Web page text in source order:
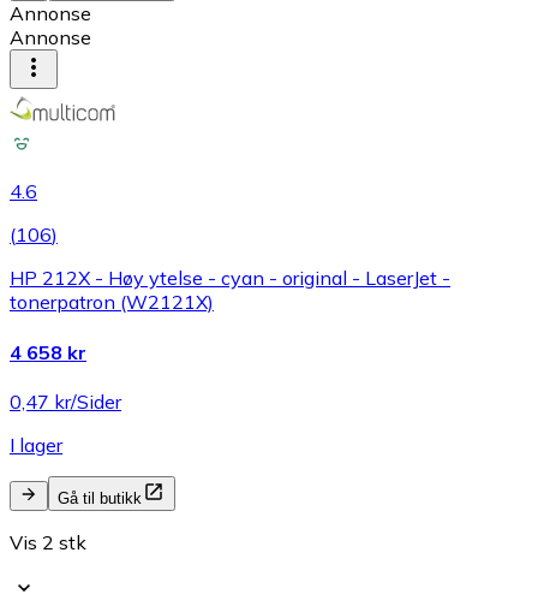
Annonse
Annonse
4.6
(106)
HP 212X - Høy ytelse - cyan - original - LaserJet -
tonerpatron (W2121X)
4 658 kr
0,47 kr/Sider
I lager
Gå til butikk
Vis 2 stk